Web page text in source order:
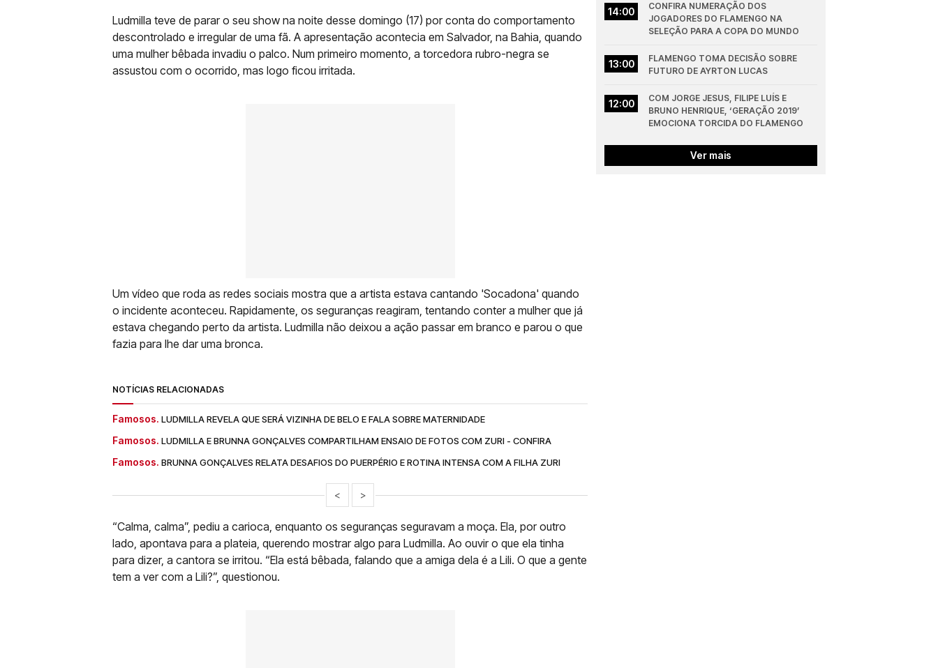
Ludmilla teve de parar o seu show na noite desse domingo (17) por conta do comportamento
descontrolado e irregular de uma fã. A apresentação acontecia em Salvador, na Bahia, quando
uma mulher bêbada invadiu o palco. Num primeiro momento, a torcedora rubro-negra se
assustou com o ocorrido, mas logo ficou irritada.
Um vídeo que roda as redes sociais mostra que a artista estava cantando 'Socadona' quando
o incidente aconteceu. Rapidamente, os seguranças reagiram, tentando conter a mulher que já
estava chegando perto da artista. Ludmilla não deixou a ação passar em branco e parou o que
fazia para lhe dar uma bronca.
NOTÍCIAS RELACIONADAS
Famosos. LUDMILLA REVELA QUE SERÁ VIZINHA DE BELO E FALA SOBRE MATERNIDADE
Famosos. LUDMILLA E BRUNNA GONÇALVES COMPARTILHAM ENSAIO DE FOTOS COM ZURI - CONFIRA
Famosos. BRUNNA GONÇALVES RELATA DESAFIOS DO PUERPÉRIO E ROTINA INTENSA COM A FILHA ZURI
< >
“Calma, calma”, pediu a carioca, enquanto os seguranças seguravam a moça. Ela, por outro
lado, apontava para a plateia, querendo mostrar algo para Ludmilla. Ao ouvir o que ela tinha
para dizer, a cantora se irritou. “Ela está bêbada, falando que a amiga dela é a Lili. O que a gente
tem a ver com a Lili?”, questionou.
14:00
CONFIRA NUMERAÇÃO DOS
JOGADORES DO FLAMENGO NA
SELEÇÃO PARA A COPA DO MUNDO
13:00
FLAMENGO TOMA DECISÃO SOBRE
FUTURO DE AYRTON LUCAS
12:00
COM JORGE JESUS, FILIPE LUÍS E
BRUNO HENRIQUE, ‘GERAÇÃO 2019’
EMOCIONA TORCIDA DO FLAMENGO
Ver mais